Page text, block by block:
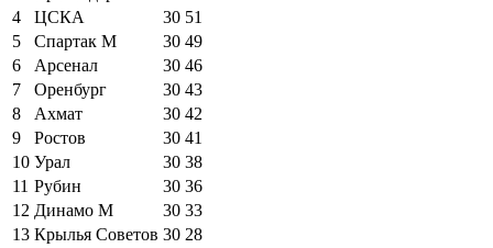
4
ЦСКА 30 51
5
Спартак М 30 49
6
Арсенал 30 46
7
Оренбург 30 43
8
Ахмат 30 42
9
Ростов 30 41
10 Урал 30 38
11 Рубин 30 36
12 Динамо М 30 33
13 Крылья Советов 30 28